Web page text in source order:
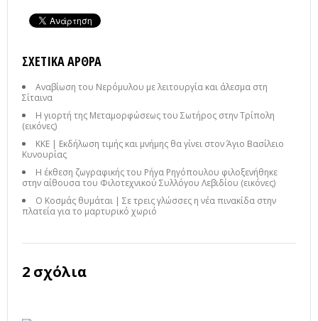
ΣΧΕΤΙΚΆ ΆΡΘΡΑ
Αναβίωση του Νερόμυλου με λειτουργία και άλεσμα στη
Σίταινα
Η γιορτή της Μεταμορφώσεως του Σωτήρος στην Τρίπολη
(εικόνες)
ΚΚΕ | Εκδήλωση τιμής και μνήμης θα γίνει στον Άγιο Βασίλειο
Κυνουρίας
Η έκθεση ζωγραφικής του Ρήγα Ρηγόπουλου φιλοξενήθηκε
στην αίθουσα του Φιλοτεχνικού Συλλόγου Λεβιδίου (εικόνες)
Ο Κοσμάς θυμάται | Σε τρεις γλώσσες η νέα πινακίδα στην
πλατεία για το μαρτυρικό χωριό
2 σχόλια